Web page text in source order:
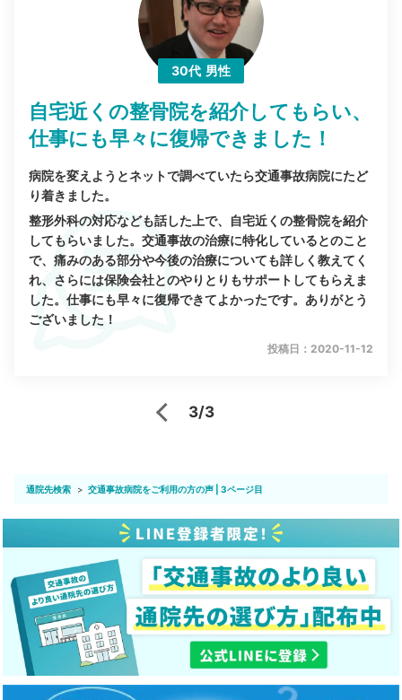
30代 男性
自宅近くの整骨院を紹介してもらい、
仕事にも早々に復帰できました！
病院を変えようとネットで調べていたら交通事故病院にたど
り着きました。
整形外科の対応なども話した上で、自宅近くの整骨院を紹介
してもらいました。交通事故の治療に特化しているとのこと
で、痛みのある部分や今後の治療についても詳しく教えてく
れ、さらには保険会社とのやりとりもサポートしてもらえま
した。仕事にも早々に復帰できてよかったです。ありがとう
ございました！
投稿日：2020-11-12
3/3
通院先検索 交通事故病院をご利用の方の声 | 3ページ目